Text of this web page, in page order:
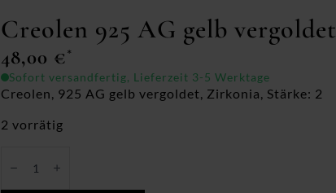
Creolen 925 AG gelb vergoldet
48,00 €*
Sofort versandfertig, Lieferzeit 3-5 Werktage
Creolen, 925 AG gelb vergoldet, Zirkonia, Stärke: 2
2 vorrätig
925